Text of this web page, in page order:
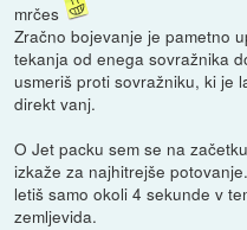
mrčes
Zračno bojevanje je pametno
tekanja od enega sovražnika
usmeriš proti sovražniku, ki je
direkt vanj.
O Jet packu sem se na
izkaže za najhitrejše
letiš samo okoli 4 sekunde v
zemljevida.